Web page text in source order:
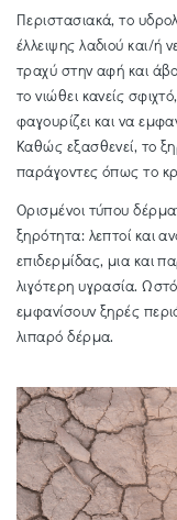
Περιστασιακά, το
έλλειψης λαδιού και/ή
τραχύ στην αφή και
το νιώθει κανείς
φαγουρίζει και να
Καθώς εξασθενεί, το
παράγοντες όπως το
Ορισμένοι τύπου
ξηρότητα: λεπτοί και
επιδερμίδας, μια και
λιγότερη υγρασία.
εμφανίσουν ξηρές
λιπαρό δέρμα.